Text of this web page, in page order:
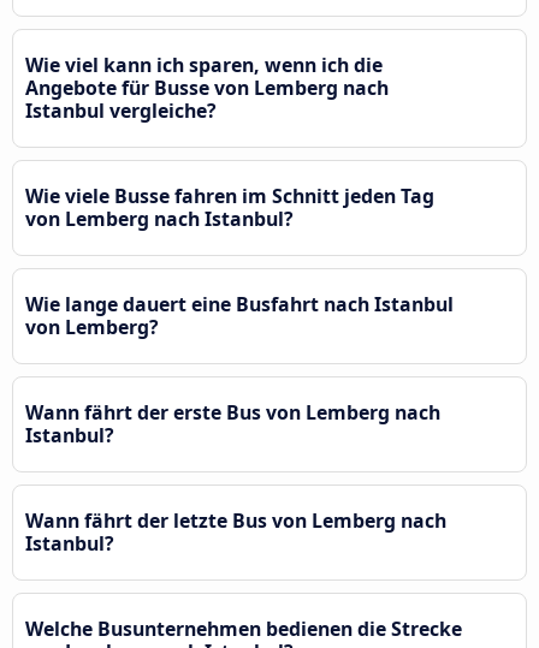
Wie viel kann ich sparen, wenn ich die
Angebote für Busse von Lemberg nach
Istanbul vergleiche?
Wie viele Busse fahren im Schnitt jeden Tag
von Lemberg nach Istanbul?
Wie lange dauert eine Busfahrt nach Istanbul
von Lemberg?
Wann fährt der erste Bus von Lemberg nach
Istanbul?
Wann fährt der letzte Bus von Lemberg nach
Istanbul?
Welche Busunternehmen bedienen die Strecke